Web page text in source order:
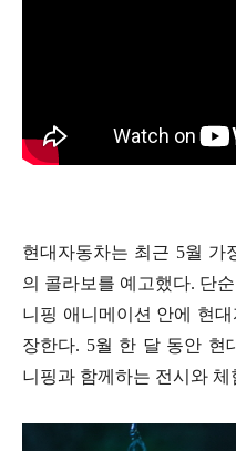
현대자동차는 최근 5월 가
의 콜라보를 예고했다. 단
니핑 애니메이션 안에 현
장한다. 5월 한 달 동안 현
니핑과 함께하는 전시와